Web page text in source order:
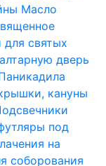
Масло
святых
дверь
кануны
под
на
соборования